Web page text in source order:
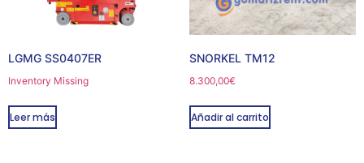
LGMG SS0407ER
Inventory Missing
Leer más
SNORKEL TM12
8.300,00€
Añadir al carrito